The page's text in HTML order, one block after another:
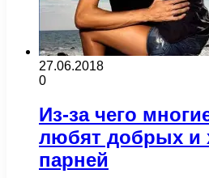
27.06.2018
0
Из-за чего
любят добрых и
парней